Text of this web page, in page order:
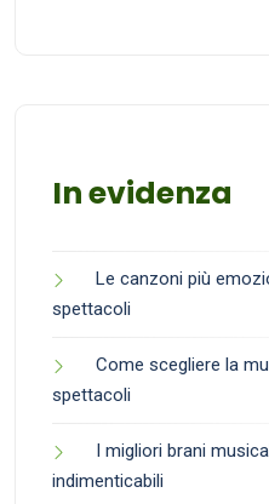
In evidenza
Le canzoni più
spettacoli
Come scegliere la
spettacoli
I migliori brani
indimenticabili